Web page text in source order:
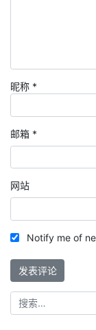
昵称 *
邮箱 *
网站
Notify me of